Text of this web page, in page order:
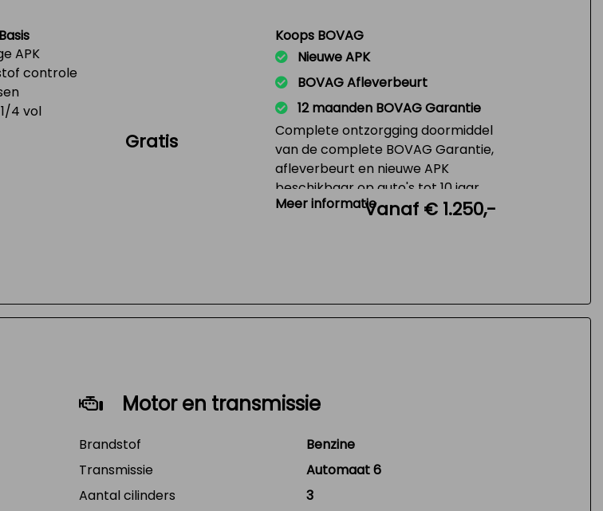
APK
controle
4 vol
Gratis
Koops BOVAG
Nieuwe APK
BOVAG Afleverbeurt
12 maanden BOVAG Garantie
Complete ontzorgging doormiddel
van de complete BOVAG Garantie,
afleverbeurt en nieuwe APK
beschikbaar op auto's tot 10 jaar
en 150.000 KM
Meer informatieVanaf € 1.250,-
Motor en transmissie
Brandstof
Benzine
Transmissie
Automaat 6
Aantal cilinders
3